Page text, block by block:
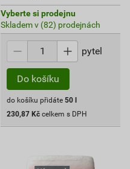
Vyberte si prodejnu
Skladem v (82) prodejnách
pytel
Do košíku
do košíku přidáte 50 l
230,87 Kč celkem s DPH